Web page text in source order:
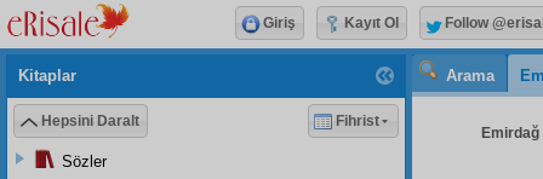
Arama
Emirdağ
Kitaplar
Hepsini Daralt Fihrist
Sözler
Giriş Kayıt Ol Follow